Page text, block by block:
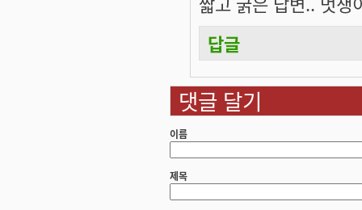
답글
댓글 달기
이름
제목